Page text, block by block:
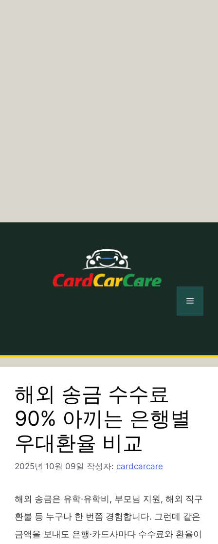
메
해외 송금 수수료
90% 아끼는 은행별
우대환율 비교
2025년 10월 09일 작성자: cardcarcare
해외 송금은 유학·유학비, 부모님 지원, 해외 직구
환불 등 누구나 한 번쯤 경험합니다. 그런데 같은
금액을 보내도 은행·카드사마다 수수료와 환율이